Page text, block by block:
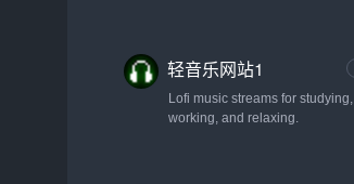
轻音乐网站1
Lofi music streams for studying,
working, and relaxing.